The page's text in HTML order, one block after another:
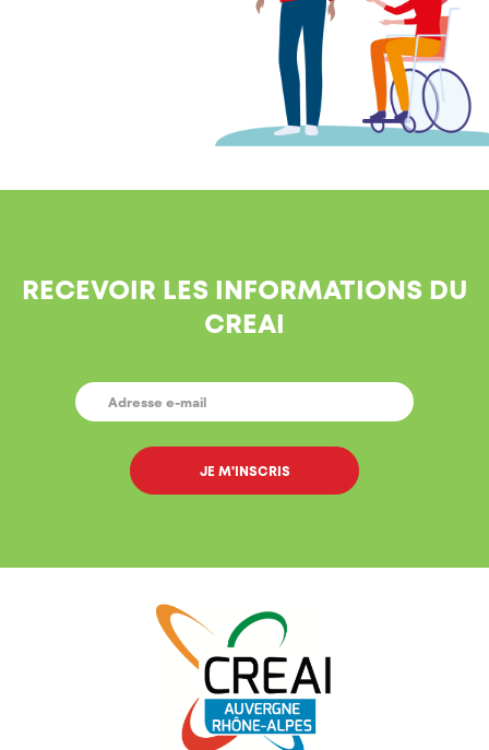
RECEVOIR LES INFORMATIONS DU
CREAI
E-
MAIL *